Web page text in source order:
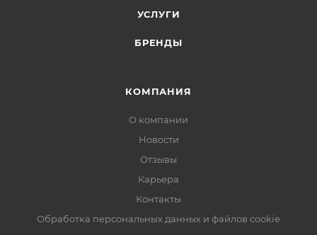
УСЛУГИ
БРЕНДЫ
КОМПАНИЯ
О компании
Новости
Отзывы
Карьера
Контакты
Обработка персональных данных и файлов cookie